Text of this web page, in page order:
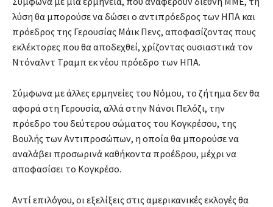
λύση θα μπορούσε να δώσει ο αντιπρόεδρος των ΗΠΑ και
πρόεδρος της Γερουσίας Μάικ Πενς, αποφασίζοντας πους
εκλέκτορες που θα αποδεχθεί, χρίζοντας ουσιαστικά τον
Ντόναλντ Τραμπ εκ νέου πρόεδρο των ΗΠΑ.
Σύμφωνα με άλλες ερμηνείες του Νόμου, το ζήτημα δεν θα
αφορά στη Γερουσία, αλλά στην Νάνσι Πελόζι, την
πρόεδρο του δεύτερου σώματος του Κογκρέσου, της
Βουλής των Αντιπροσώπων, η οποία θα μπορούσε να
αναλάβει προσωρινά καθήκοντα προέδρου, μέχρι να
αποφασίσει το Κογκρέσο.
Αντί επιλόγου, οι εξελίξεις στις αμερικανικές εκλογές θα